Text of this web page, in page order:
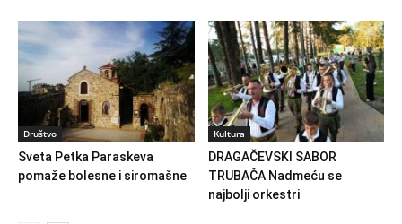
Društvo
Sveta Petka Paraskeva
pomaže bolesne i siromašne
Kultura
DRAGAČEVSKI SABOR
TRUBAČA Nadmeću se
najbolji orkestri